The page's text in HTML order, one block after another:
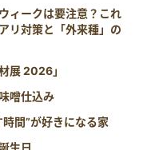
ィークは要注意？これ
リ対策と「外来種」の
展 2026」
噌仕込み
時間”が好きになる家
生日